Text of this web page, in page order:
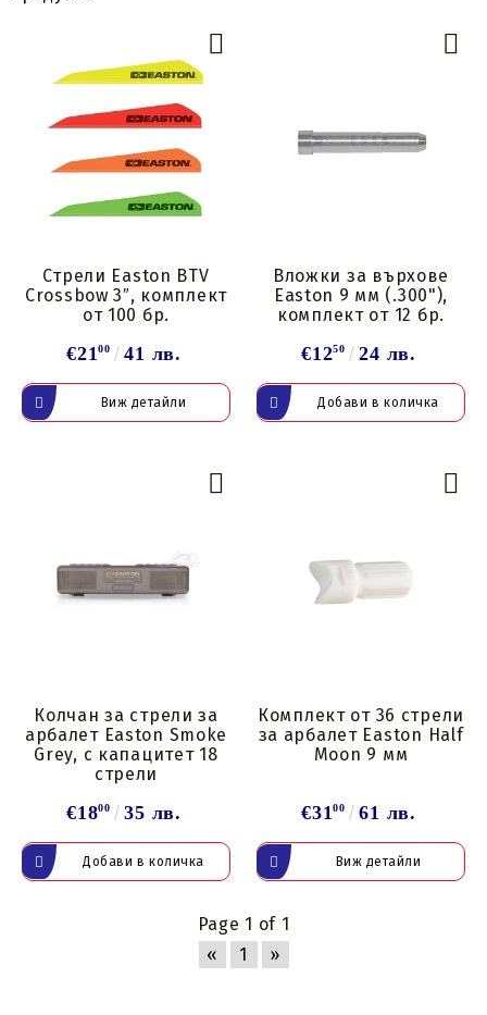
Стрели Easton BTV
Crossbow 3″, комплект
от 100 бр.
€2100 41 лв.
Виж детайли
Вложки за върхове
Easton 9 мм (.300"),
комплект от 12 бр.
€1250 24 лв.
Колчан за стрели за
арбалет Easton Smoke
Grey, с капацитет 18
стрели
€1800 35 лв.
Комплект от 36 стрели
за арбалет Easton Half
Moon 9 мм
€3100 61 лв.
Виж детайли
Page 1 of 1
«
1 »